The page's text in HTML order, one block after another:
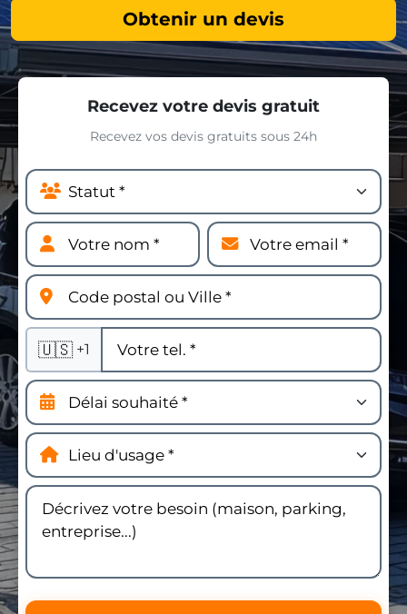
Obtenir un devis
Recevez votre devis gratuit
Recevez vos devis gratuits sous 24h
🇺🇸 +1